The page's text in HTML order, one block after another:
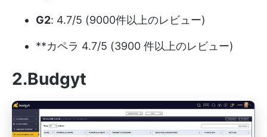
G2: 4.7/5 (9000件以上のレビュー)
**カペラ 4.7/5 (3900 件以上のレビュー)
2.Budgyt